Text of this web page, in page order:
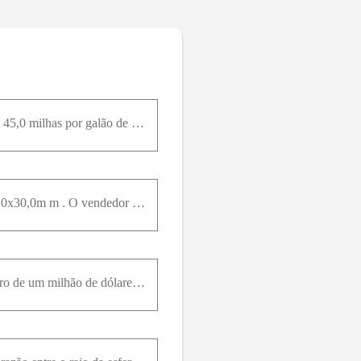
02. Milhas por quilograma. A densidade da gasolina é 737k g / m ³ ³. Se o seu novo carro híbrido faz 45,0 milhas por galão de gasolina, quantas milhas ele percorrerá por quilograma de gasolina? (Veja
03. Você compra uma peça retangular de metal com massa igual a 0,0158k g e dimensões de 5,0x15,0x30,0m m . O vendedor diz que o metal é ouro. Para verificar se é verdade, você deve calcular a densidad
04. Barra de ouro. Você ganha na loteria e decide impressionar seus amigos exibindo um cubo de ouro de um milhão de dólares. O ouro está sendo vendido a $426,60 por onça troy, e uma onça troy equivale